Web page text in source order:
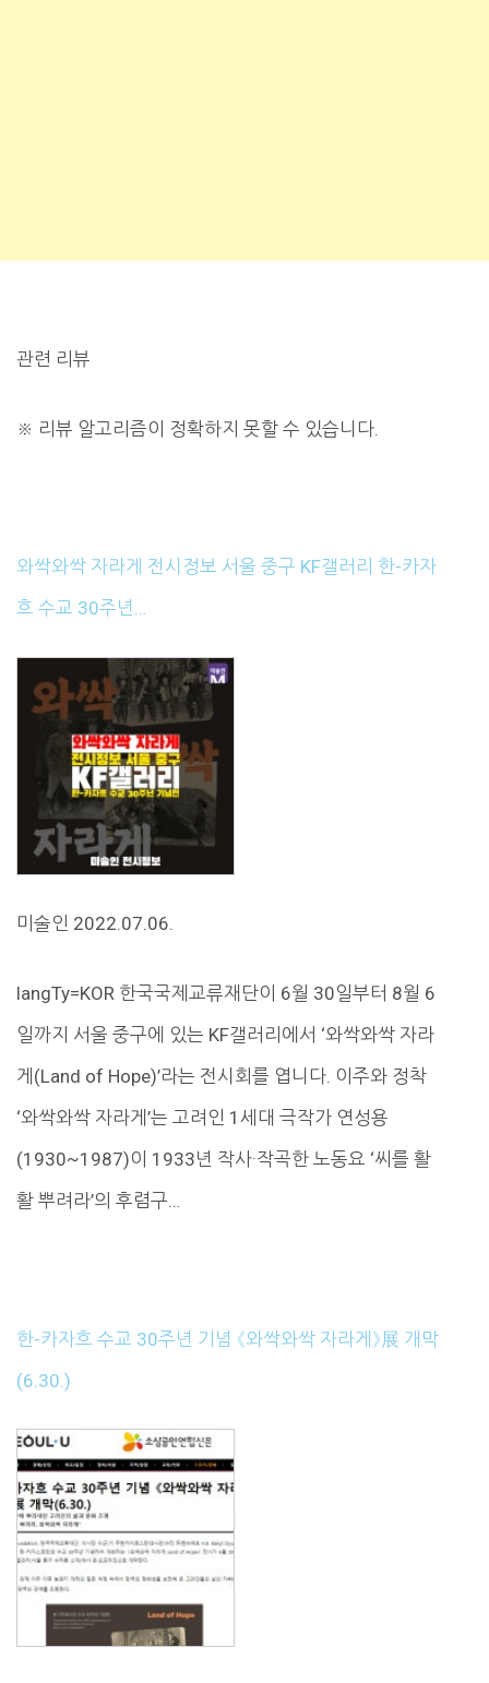
관련 리뷰
※ 리뷰 알고리즘이 정확하지 못할 수 있습니다.
와싹와싹 자라게 전시정보 서울 중구 KF갤러리 한-카자
흐 수교 30주년…
미술인 2022.07.06.
langTy=KOR 한국국제교류재단이 6월 30일부터 8월 6
일까지 서울 중구에 있는 KF갤러리에서 ‘와싹와싹 자라
게(Land of Hope)’라는 전시회를 엽니다. 이주와 정착
‘와싹와싹 자라게’는 고려인 1세대 극작가 연성용
(1930~1987)이 1933년 작사·작곡한 노동요 ‘씨를 활
활 뿌려라’의 후렴구…
한-카자흐 수교 30주년 기념 《와싹와싹 자라게》展 개막
(6.30.)